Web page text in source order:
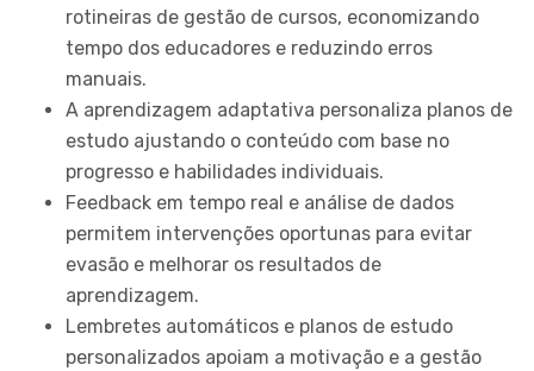
rotineiras de gestão de cursos, economizando
tempo dos educadores e reduzindo erros
manuais.
A aprendizagem adaptativa personaliza planos de
estudo ajustando o conteúdo com base no
progresso e habilidades individuais.
Feedback em tempo real e análise de dados
permitem intervenções oportunas para evitar
evasão e melhorar os resultados de
aprendizagem.
Lembretes automáticos e planos de estudo
personalizados apoiam a motivação e a gestão